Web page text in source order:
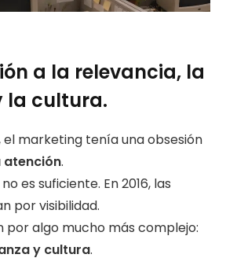
a la relevancia, la
la cultura.
el marketing tenía una obsesión
.
es suficiente. En 2016, las
por visibilidad.
por algo mucho más complejo:
y cultura.